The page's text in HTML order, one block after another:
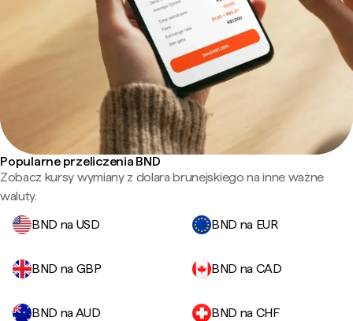
Popularne przeliczenia BND
Zobacz kursy wymiany z dolara brunejskiego na inne ważne
waluty.
BND na USD
BND na EUR
BND na GBP BND na CAD
BND na AUD BND na CHF